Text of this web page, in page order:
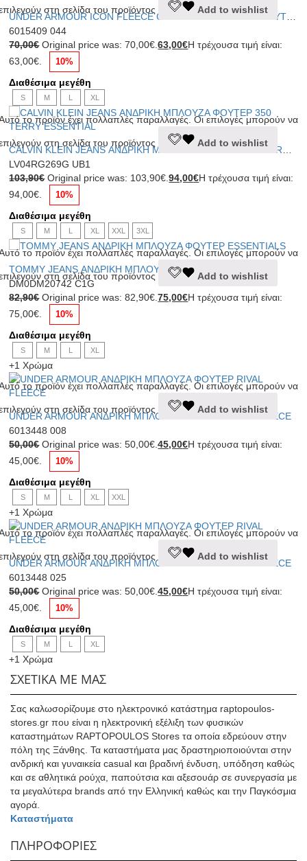
στη σελίδα του προϊόντος Add to wishlist
6015409 044
70,00€ Original price was: 70,00€.63,00€Η τρέχουσα τιμή είναι:
63,00€.
10%
Διαθέσιμα μεγέθη
S M L XL
το προϊόν έχει πολλαπλές παραλλαγές. Οι επιλογές μπορούν να
στη σελίδα του προϊόντος Add to wishlist
LV04RG269G UB1
103,90€ Original price was: 103,90€.94,00€Η τρέχουσα τιμή είναι:
94,00€.
10%
Διαθέσιμα μεγέθη
S M L XL XXL 3XL
το προϊόν έχει πολλαπλές παραλλαγές. Οι επιλογές μπορούν να
στη σελίδα του προϊόντος Add to wishlist
TOMMY JEANS ΑΝΔΡΙΚΗ ΜΠΛΟΥΖΑ ΦΟΥΤΕΡ ESSENTIALS
DM0DM20742 C1G
82,90€ Original price was: 82,90€.75,00€Η τρέχουσα τιμή είναι:
75,00€.
10%
Διαθέσιμα μεγέθη
S M L XL
+1 Χρώμα
το προϊόν έχει πολλαπλές παραλλαγές. Οι επιλογές μπορούν να
στη σελίδα του προϊόντος Add to wishlist
UNDER ARMOUR ΑΝΔΡΙΚΗ ΜΠΛΟΥΖΑ ΦΟΥΤΕΡ RIVAL FLEECE
6013448 008
50,00€ Original price was: 50,00€.45,00€Η τρέχουσα τιμή είναι:
45,00€.
10%
Διαθέσιμα μεγέθη
S M L XL XXL
+1 Χρώμα
το προϊόν έχει πολλαπλές παραλλαγές. Οι επιλογές μπορούν να
στη σελίδα του προϊόντος Add to wishlist
UNDER ARMOUR ΑΝΔΡΙΚΗ ΜΠΛΟΥΖΑ ΦΟΥΤΕΡ RIVAL FLEECE
6013448 025
50,00€ Original price was: 50,00€.45,00€Η τρέχουσα τιμή είναι:
45,00€.
10%
Διαθέσιμα μεγέθη
S M L XL
+1 Χρώμα
ΣΧΕΤΙΚΑ ΜΕ ΜΑΣ
Σας καλωσορίζουμε στο ηλεκτρονικό κατάστημα raptopoulos-
stores.gr που είναι η ηλεκτρονική εξέλιξη των φυσικών
καταστημάτων RAPTOPOULOS Stores τα οποία εδρεύουν στην
πόλη της Ξάνθης. Τα καταστήματα μας δραστηριοποιούνται στην
ανδρική και γυναικεία casual και βραδινή ένδυση, υπόδηση καθώς
και σε αθλητικά ρούχα, παπούτσια και αξεσουάρ σε συνεργασία με
τα μεγαλύτερα brands από την Ελληνική καθώς και την Παγκόσμια
αγορά.
Καταστήματα
ΠΛΗΡΟΦΟΡΙΕΣ